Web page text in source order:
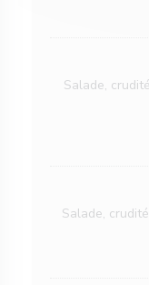
Salade,
Salade,